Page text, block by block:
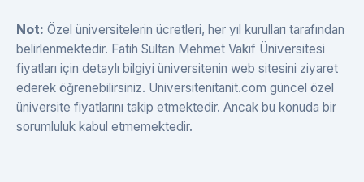
Not: Özel üniversitelerin ücretleri, her yıl kurulları tarafından
belirlenmektedir. Fatih Sultan Mehmet Vakıf Üniversitesi
fiyatları için detaylı bilgiyi üniversitenin web sitesini ziyaret
ederek öğrenebilirsiniz. Universitenitanit.com güncel özel
üniversite fiyatlarını takip etmektedir. Ancak bu konuda bir
sorumluluk kabul etmemektedir.